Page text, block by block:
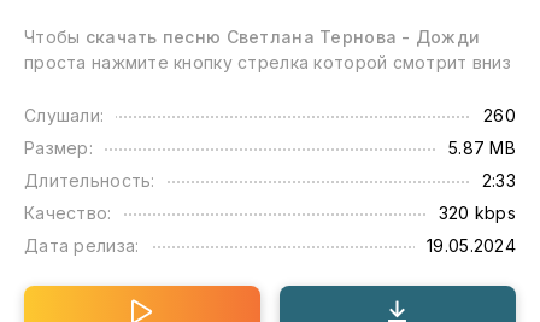
Чтобы скачать песню Светлана Тернова - Дожди
проста нажмите кнопку стрелка которой смотрит вниз
Слушали:
260
Размер:
5.87 MB
Длительность:
2:33
Качество:
320 kbps
Дата релиза:
19.05.2024